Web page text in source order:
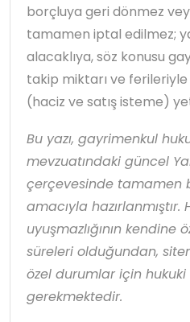
borçluya geri dönmez
tamamen iptal edilmez;
alacaklıya, söz konusu
takip miktarı ve ferileriyle
(haciz ve satış isteme)
Bu yazı, gayrimenkul
mevzuatındaki güncel
çerçevesinde tamamen
amacıyla
uyuşmazlığının kendine
süreleri olduğundan,
özel durumlar için hukuki
gerekmektedir.